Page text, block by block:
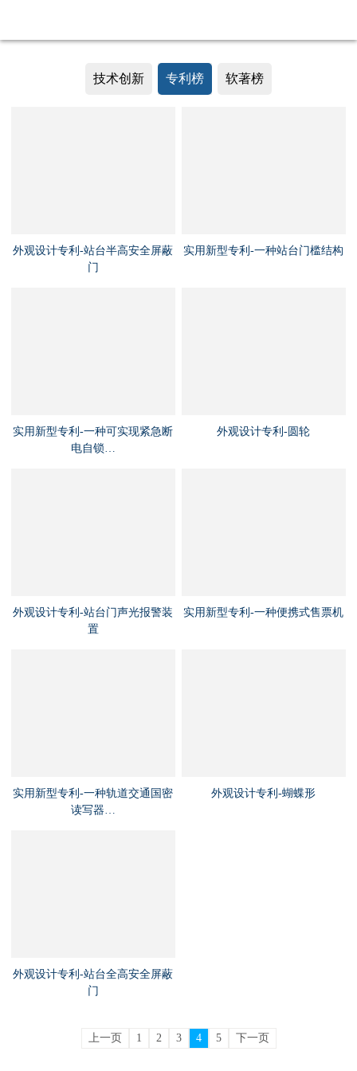
技术创新 专利榜 软著榜
外观设计专利-站台半高安全屏蔽
门
实用新型专利-一种站台门槛结构
实用新型专利-一种可实现紧急断
电自锁…
外观设计专利-圆轮
外观设计专利-站台门声光报警装
置
实用新型专利-一种便携式售票机
实用新型专利-一种轨道交通国密
读写器…
外观设计专利-蝴蝶形
外观设计专利-站台全高安全屏蔽
门
上一页 1 2 3 4 5 下一页